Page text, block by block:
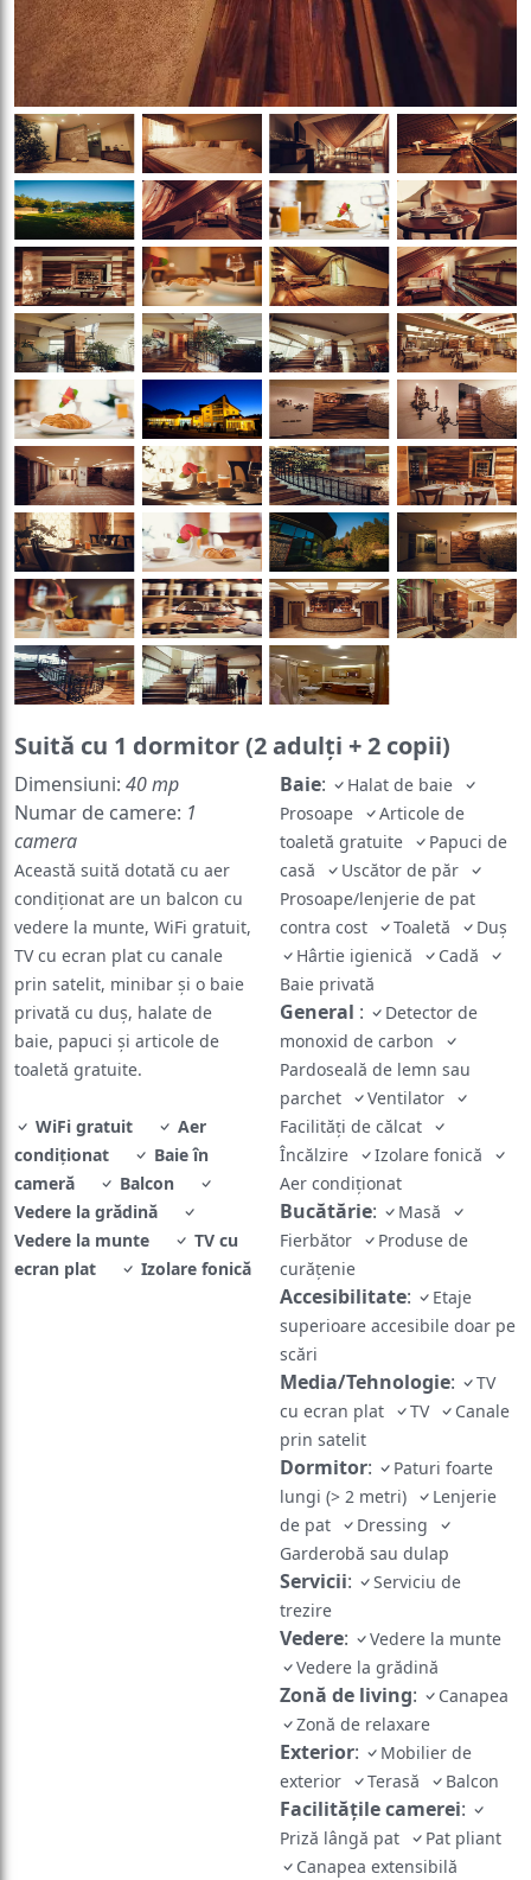
Suită cu 1 dormitor (2 adulți + 2 copii)
Dimensiuni: 40 mp
Numar de camere: 1
camera
Această suită dotată cu aer
condiționat are un balcon cu
vedere la munte, WiFi gratuit,
TV cu ecran plat cu canale
prin satelit, minibar și o baie
privată cu duș, halate de
baie, papuci și articole de
toaletă gratuite.
WiFi gratuit
Aer
condiționat
Baie în
cameră
Balcon
Vedere la grădină
Vedere la munte
TV cu
ecran plat
Izolare fonică
Baie:
Halat de baie
Prosoape
Articole de
toaletă gratuite
Papuci de
casă
Uscător de păr
Prosoape/lenjerie de pat
contra cost
Toaletă
Duș
Hârtie igienică
Cadă
Baie privată
General :
Detector de
monoxid de carbon
Pardoseală de lemn sau
parchet
Ventilator
Facilități de călcat
Încălzire
Izolare fonică
Aer condiționat
Bucătărie:
Masă
Fierbător
Produse de
curățenie
Accesibilitate:
Etaje
superioare accesibile doar pe
scări
Media/Tehnologie:
TV
cu ecran plat
TV
Canale
prin satelit
Dormitor:
Paturi foarte
lungi (> 2 metri)
Lenjerie
de pat
Dressing
Garderobă sau dulap
Servicii:
Serviciu de
trezire
Vedere:
Vedere la munte
Vedere la grădină
Zonă de living:
Canapea
Zonă de relaxare
Exterior:
Mobilier de
exterior
Terasă Balcon
Facilităţile camerei:
Priză lângă pat
Pat pliant
Canapea extensibilă